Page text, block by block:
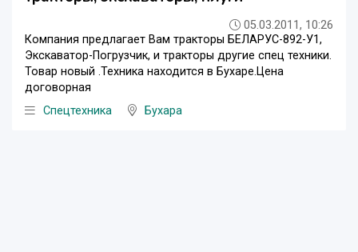
05.03.2011, 10:26
Компания предлагает Вам тракторы БЕЛАРУС-892-У1,
Экскаватор-Погрузчик, и тракторы другие спец техники.
Товар новый .Техника находится в Бухаре.Цена
договорная
Спецтехника
Бухара